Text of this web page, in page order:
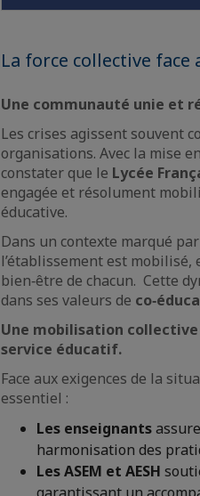
La force collective face
Une communauté unie et
Les crises agissent souvent
organisations. Avec la mise
constater que le Lycée
engagée et résolument
éducative.
Dans un contexte marqué
l’établissement est
bien‑être de chacun. Cette
dans ses valeurs de
Une mobilisation
service éducatif.
Face aux exigences de la
essentiel :
Les enseignants
harmonisation des
Les ASEM et AESH
garantissant un